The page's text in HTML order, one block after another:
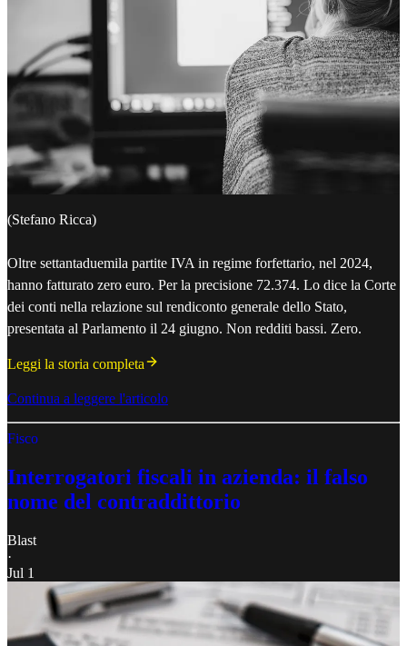
(Stefano Ricca)
Oltre settantaduemila partite IVA in regime forfettario, nel 2024,
hanno fatturato zero euro. Per la precisione 72.374. Lo dice la Corte
dei conti nella relazione sul rendiconto generale dello Stato,
presentata al Parlamento il 24 giugno. Non redditi bassi. Zero.
Leggi la storia completa
Continua a leggere l'articolo
Fisco
Interrogatori fiscali in azienda: il falso
nome del contraddittorio
Blast
·
Jul 1